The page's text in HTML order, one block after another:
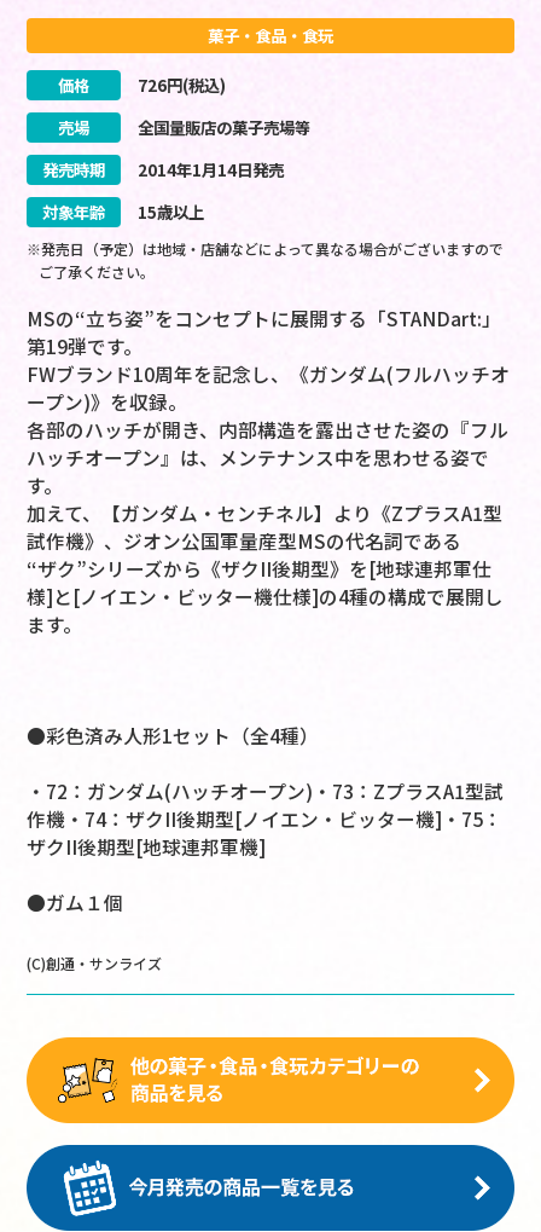
菓子・食品・食玩
価格 726円(税込)
売場
全国量販店の菓子売場等
発売時期
2014年1月14日発売
対象年齢
15歳以上
※発売日（予定）は地域・店舗などによって異なる場合がございますので
ご了承ください。
MSの“立ち姿”をコンセプトに展開する「STANDart:」
第19弾です。
FWブランド10周年を記念し、《ガンダム(フルハッチオ
ープン)》を収録。
各部のハッチが開き、内部構造を露出させた姿の『フル
ハッチオープン』は、メンテナンス中を思わせる姿で
す。
加えて、【ガンダム・センチネル】より《ZプラスA1型
試作機》、ジオン公国軍量産型MSの代名詞である
“ザク”シリーズから《ザクII後期型》を[地球連邦軍仕
様]と[ノイエン・ビッター機仕様]の4種の構成で展開し
ます。
●彩色済み人形1セット（全4種）
・72：ガンダム(ハッチオープン)・73：ZプラスA1型試
作機・74：ザクII後期型[ノイエン・ビッター機]・75：
ザクII後期型[地球連邦軍機]
●ガム１個
(C)創通・サンライズ